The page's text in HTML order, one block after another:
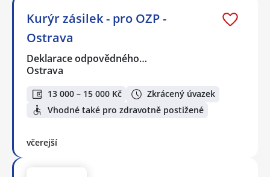
Kurýr zásilek - pro OZP -
Ostrava
Deklarace odpovědného…
Ostrava
13 000 – 15 000 Kč
Zkrácený úvazek
Vhodné také pro zdravotně postižené
včerejší